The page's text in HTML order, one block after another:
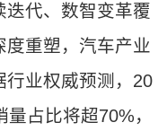
代、数智变革覆
重塑，汽车产业
行业权威预测，20
占比将超70%，